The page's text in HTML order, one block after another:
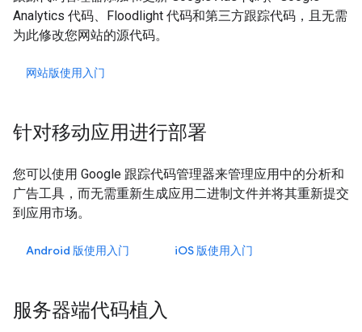
Analytics 代码、Floodlight 代码和第三方跟踪代码，且无需
为此修改您网站的源代码。
网站版使用入门
针对移动应用进行部署
您可以使用 Google 跟踪代码管理器来管理应用中的分析和
广告工具，而无需重新生成应用二进制文件并将其重新提交
到应用市场。
Android 版使用入门 iOS 版使用入门
服务器端代码植入